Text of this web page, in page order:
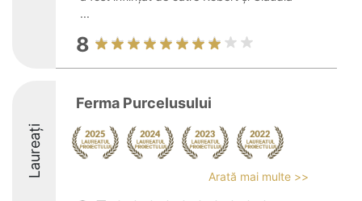
...
8
Laureați
Ferma Purcelusului
Arată mai multe >>